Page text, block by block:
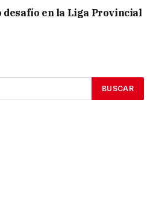
desafío en la Liga Provincial